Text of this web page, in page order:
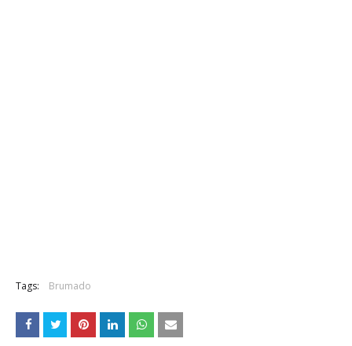
Tags: Brumado